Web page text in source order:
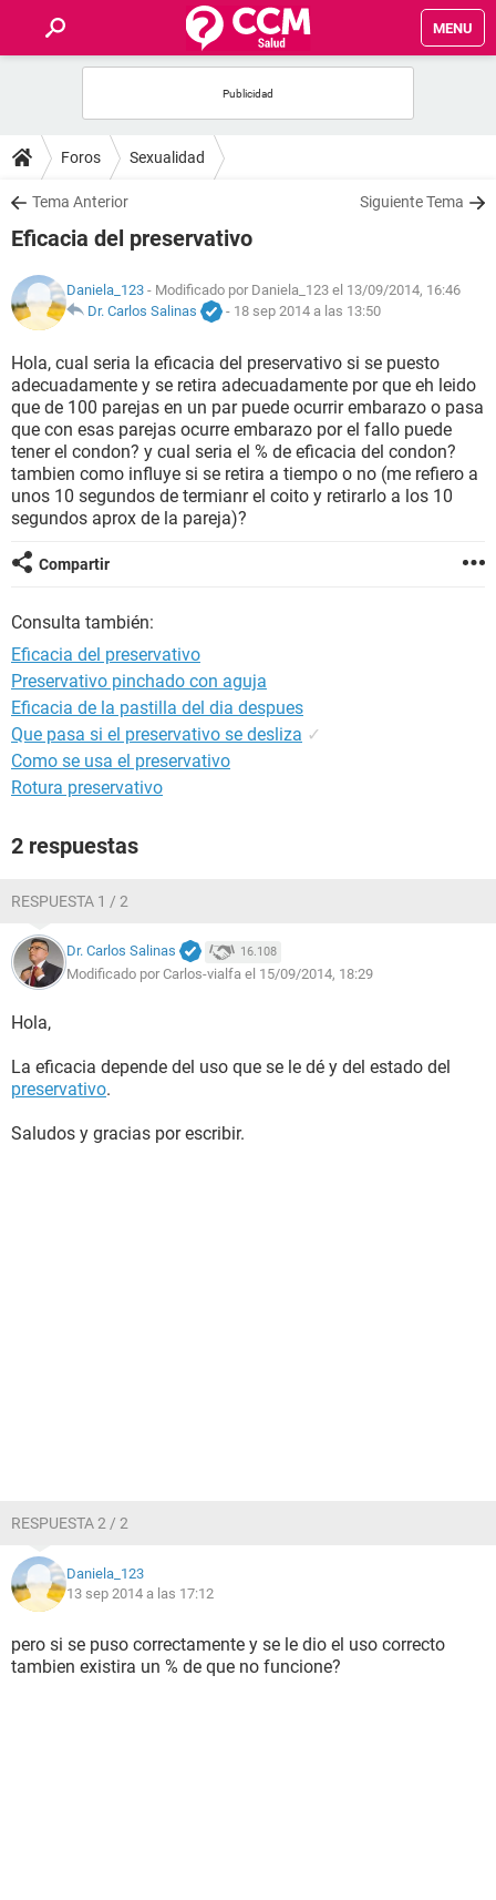
MENU
FOROS
SALUD
NUTRICIÓN
BIENESTAR
SEXUALIDAD
GLOSARIO
Foros Sexualidad
Tema Anterior Siguiente Tema
Eficacia del preservativo
Daniela_123 - Modificado por Daniela_123 el 13/09/2014, 16:46
Dr. Carlos Salinas
- 18 sep 2014 a las 13:50
Hola, cual seria la eficacia del preservativo si se puesto
adecuadamente y se retira adecuadamente por que eh leido
que de 100 parejas en un par puede ocurrir embarazo o pasa
que con esas parejas ocurre embarazo por el fallo puede
tener el condon? y cual seria el % de eficacia del condon?
tambien como influye si se retira a tiempo o no (me refiero a
unos 10 segundos de termianr el coito y retirarlo a los 10
segundos aprox de la pareja)?
Compartir
Consulta también:
Eficacia del preservativo
Preservativo pinchado con aguja
Eficacia de la pastilla del dia despues
Que pasa si el preservativo se desliza ✓
Como se usa el preservativo
Rotura preservativo
2 respuestas
RESPUESTA 1 / 2
Dr. Carlos Salinas 16.108
Modificado por Carlos-vialfa el 15/09/2014, 18:29
Hola,
La eficacia depende del uso que se le dé y del estado del
preservativo.
Saludos y gracias por escribir.
RESPUESTA 2 / 2
Daniela_123
13 sep 2014 a las 17:12
pero si se puso correctamente y se le dio el uso correcto
tambien existira un % de que no funcione?